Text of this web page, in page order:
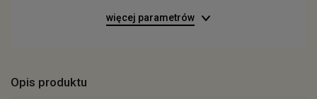
więcej parametrów
Opis produktu